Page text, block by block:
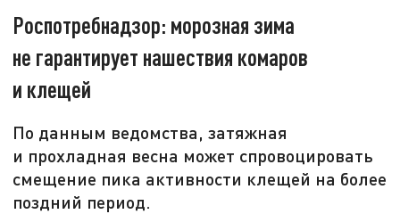
Роспотребнадзор: морозная зима
не гарантирует нашествия комаров
и клещей
По данным ведомства, затяжная
и прохладная весна может спровоцировать
смещение пика активности клещей на более
поздний период.